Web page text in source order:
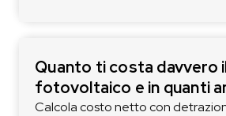
Quanto ti costa davvero
fotovoltaico e in quanti
Calcola costo netto con